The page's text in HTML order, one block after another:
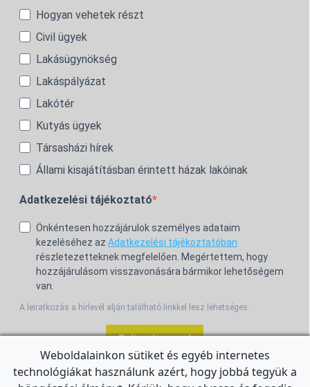
Hogyan vehetek részt
Civil ügyek
Lakásügynökség
Lakáspályázat
Lakótér
Kutyás ügyek
Társasházi hírek
Állami kisajátításban érintett házak lakóinak
Adatkezelési tájékoztató
Önkéntesen hozzájárulok személyes adataim
kezeléséhez az Adatkezelési tájékoztatóban
részletezetteknek megfelelően. Megértettem, hogy
hozzájárulásom visszavonására bármikor lehetőségem
van.
A leiratkozás a hírlevél alján található linkkel lesz lehetséges.
Feliratkozom!
Weboldalainkon sütiket és egyéb internetes
technológiákat használunk azért, hogy jobbá tegyük a